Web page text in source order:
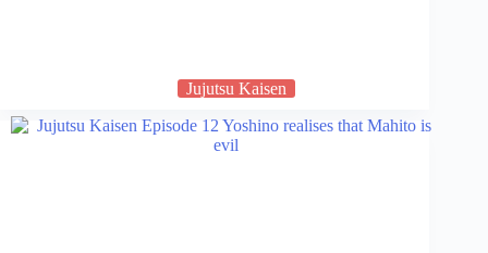
Jujutsu Kaisen